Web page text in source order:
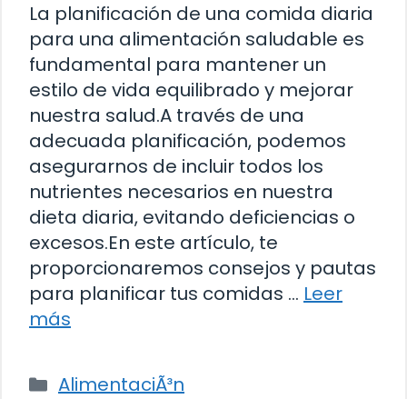
La planificación de una comida diaria
para una alimentación saludable es
fundamental para mantener un
estilo de vida equilibrado y mejorar
nuestra salud.A través de una
adecuada planificación, podemos
asegurarnos de incluir todos los
nutrientes necesarios en nuestra
dieta diaria, evitando deficiencias o
excesos.En este artículo, te
proporcionaremos consejos y pautas
para planificar tus comidas … Leer
más
Categorías
AlimentaciÃ³n